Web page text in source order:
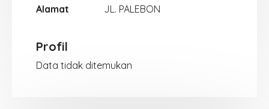
Alamat JL. PALEBON
Profil
Data tidak ditemukan